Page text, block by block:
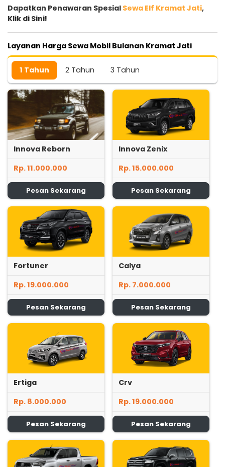
Dapatkan Penawaran Spesial Sewa Elf Kramat Jati,
Klik di Sini!
Layanan Harga Sewa Mobil Bulanan Kramat Jati
1 Tahun 2 Tahun 3 Tahun
Innova Reborn
Rp. 11.000.000
Pesan Sekarang
Innova Zenix
Rp. 15.000.000
Pesan Sekarang
Fortuner
Rp. 19.000.000
Pesan Sekarang
Calya
Rp. 7.000.000
Pesan Sekarang
Ertiga
Rp. 8.000.000
Pesan Sekarang
Crv
Rp. 19.000.000
Pesan Sekarang